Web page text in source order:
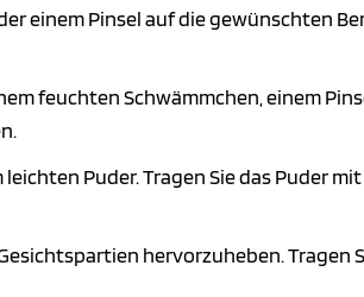
einem Pinsel auf die gewünschten
feuchten Schwämmchen, einem
Puder. Tragen Sie das Puder
hervorzuheben. Tragen